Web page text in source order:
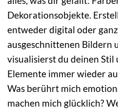
Dekorationsobjekte.
entweder digital oder
ausgeschnittenen Bildern
visualisierst du deinen Stil
Elemente immer wieder
Was berührt mich
machen mich glücklich?